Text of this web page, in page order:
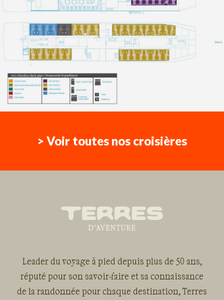
> Voir toutes nos croisières
Leader du voyage à pied depuis plus de 50 ans,
réputé pour son savoir-faire et sa connaissance
de la randonnée pour chaque destination, Terres